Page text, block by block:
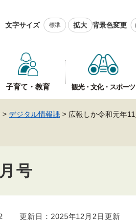
文字サイズ 標準 拡大 背景色変更
子育て・教育 観光・文化・スポーツ
> デジタル情報課 > 広報しか令和元年
号
更新日：2025年12月2日更新